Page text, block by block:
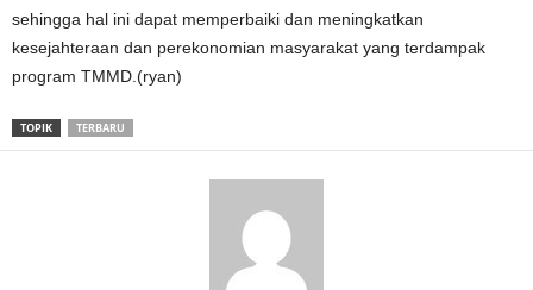
sehingga hal ini dapat memperbaiki dan meningkatkan
kesejahteraan dan perekonomian masyarakat yang terdampak
program TMMD.(ryan)
TOPIK TERBARU